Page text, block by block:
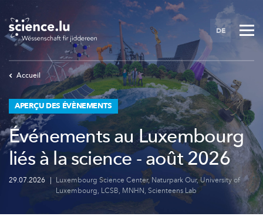
Skip
to
main
content
DE
Accueil
APERÇU DES ÉVÈNEMENTS
Événements au Luxembourg
liés à la science - août 2026
29.07.2026 | Luxembourg Science Center, Naturpark Our,University of
Luxembourg, LCSB, MNHN, Scienteens Lab